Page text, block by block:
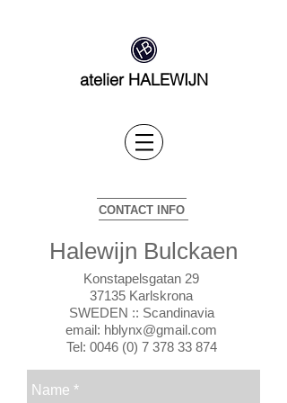
atelier HALEWIJN
CONTACT INFO
Halewijn Bulckaen
Konstapelsgatan 29
37135 Karlskrona
SWEDEN :: Scandinavia
email: hblynx@gmail.com
Tel: 0046 (0) 7 378 33 874